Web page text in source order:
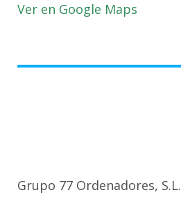
Ver en Google Maps
Grupo 77 Ordenadores, S.L.